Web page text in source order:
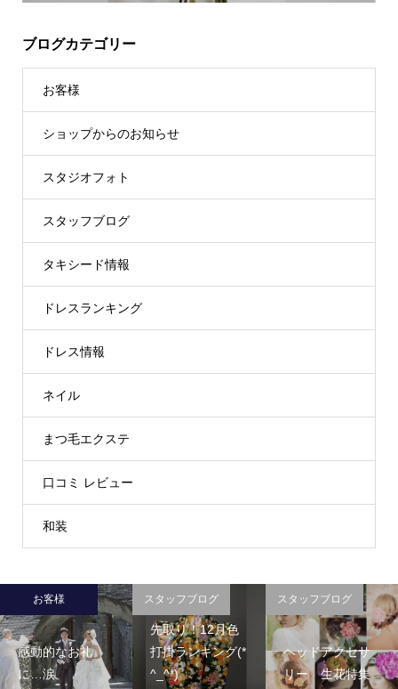
ブログカテゴリー
お客様
ショップからのお知らせ
スタジオフォト
スタッフブログ
タキシード情報
ドレスランキング
ドレス情報
ネイル
まつ毛エクステ
口コミ レビュー
和装
感動的なお礼
に…涙
お客様
先取り！12月色
打掛ランキング(*
^_^*)
スタッフブログ
ヘッドアクセサ
リー 生花特集
スタッフブログ